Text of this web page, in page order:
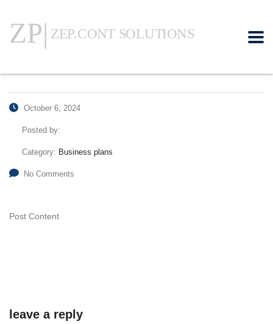
October 6, 2024
Posted by:
Category: Business plans
No Comments
Post Content
leave a reply